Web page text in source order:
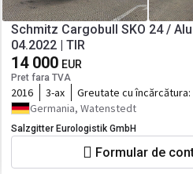
Schmitz Cargobull SKO 24 /
04.2022 | TIR
14 000 EUR
Pret fara TVA
2016 3-ax Greutate cu încărcătura:
Germania, Watenstedt
Salzgitter Eurologistik GmbH
Formular de